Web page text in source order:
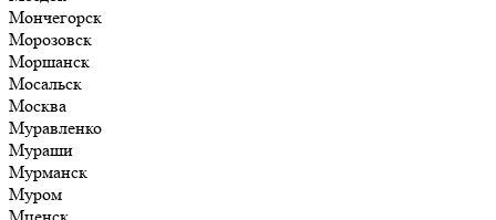
Мончегорск
Морозовск
Моршанск
Мосальск
Москва
Муравленко
Мураши
Мурманск
Муром